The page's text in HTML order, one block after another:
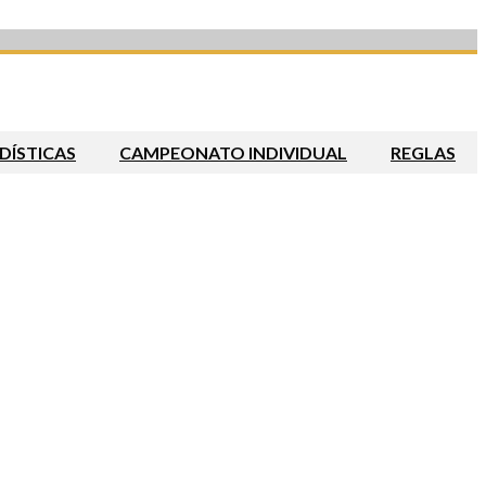
CAMPEONATO INDIVIDUAL REGLAS